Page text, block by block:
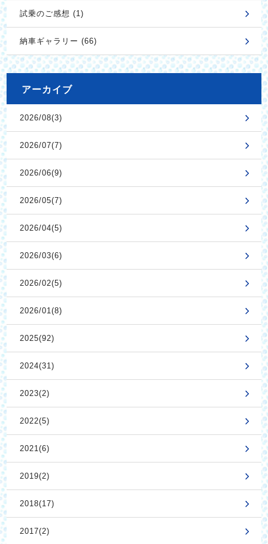
試乗のご感想 (1)
納車ギャラリー (66)
アーカイブ
2026/08(3)
2026/07(7)
2026/06(9)
2026/05(7)
2026/04(5)
2026/03(6)
2026/02(5)
2026/01(8)
2025(92)
2024(31)
2023(2)
2022(5)
2021(6)
2019(2)
2018(17)
2017(2)